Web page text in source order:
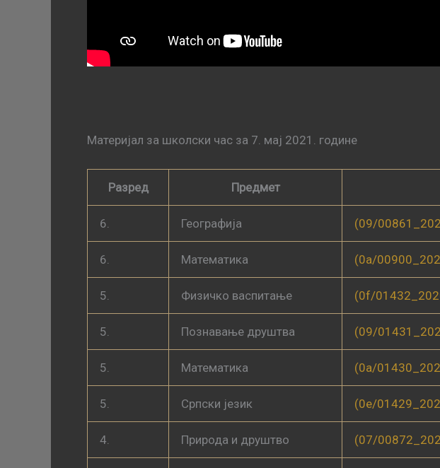
Материјал за школски час за 7. мај 2021. године
Разред Предмет
6. Географија (09/
6. Математика (0a/
5. Физичко васпитање (0f/
5. Познавање друштва (09/
5. Математика (0a/
5. Српски језик (0e/
4. Природа и друштво (07/